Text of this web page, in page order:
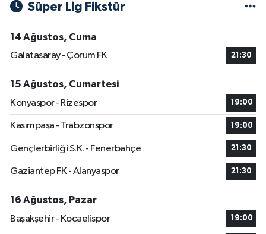
Süper Lig Fikstür
14 Ağustos, Cuma
Galatasaray - Çorum FK
21:30
15 Ağustos, Cumartesi
Konyaspor - Rizespor
19:00
Kasımpaşa - Trabzonspor 19:00
Gençlerbirliği S.K. - Fenerbahçe 21:30
Gaziantep FK - Alanyaspor 21:30
16 Ağustos, Pazar
Başakşehir - Kocaelispor
19:00